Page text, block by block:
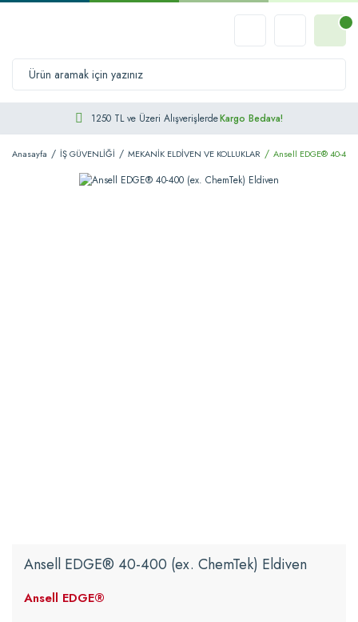
1250 TL ve Üzeri AlışverişlerdeKargo Bedava!
Anasayfa İŞ GÜVENLİĞİ MEKANİK ELDİVEN VE KOLLUKLAR Ansell EDGE® 40-400
Ansell EDGE® 40-400 (ex. ChemTek) Eldiven
Ansell EDGE®